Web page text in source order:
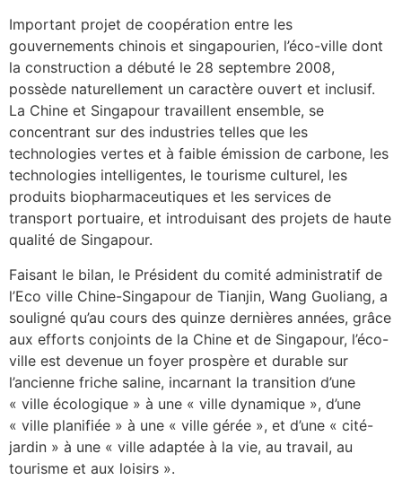
Important projet de coopération entre les
gouvernements chinois et singapourien, l’éco-ville dont
la construction a débuté le 28 septembre 2008,
possède naturellement un caractère ouvert et inclusif.
La Chine et Singapour travaillent ensemble, se
concentrant sur des industries telles que les
technologies vertes et à faible émission de carbone, les
technologies intelligentes, le tourisme culturel, les
produits biopharmaceutiques et les services de
transport portuaire, et introduisant des projets de haute
qualité de Singapour.
Faisant le bilan, le Président du comité administratif de
l’Eco ville Chine-Singapour de Tianjin, Wang Guoliang, a
souligné qu’au cours des quinze dernières années, grâce
aux efforts conjoints de la Chine et de Singapour, l’éco-
ville est devenue un foyer prospère et durable sur
l’ancienne friche saline, incarnant la transition d’une
« ville écologique » à une « ville dynamique », d’une
« ville planifiée » à une « ville gérée », et d’une « cité-
jardin » à une « ville adaptée à la vie, au travail, au
tourisme et aux loisirs ».